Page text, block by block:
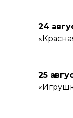
24
25